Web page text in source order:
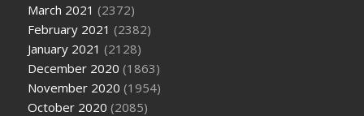
March 2021 (2372)
February 2021 (2382)
January 2021 (2128)
December 2020 (1863)
November 2020 (1954)
October 2020 (2085)